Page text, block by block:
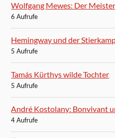
Wolfgang Mewes: Der
6 Aufrufe
Hemingway und der
5 Aufrufe
Tamás Kürthys wilde Tochter
5 Aufrufe
André Kostolany: Bonvivant
4 Aufrufe